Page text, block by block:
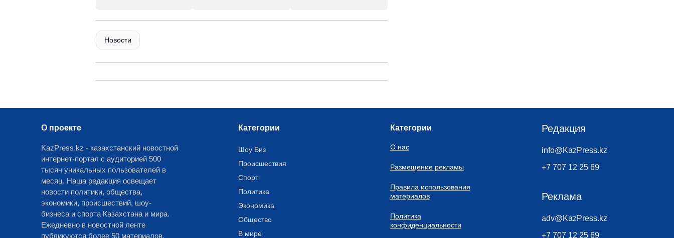
Новости
О проекте
KazPress.kz - казахстанский новостной
интернет-портал с аудиторией 500
тысяч уникальных пользователей в
месяц. Наша редакция освещает
новости политики, общества,
экономики, происшествий, шоу-
бизнеса и спорта Казахстана и мира.
Ежедневно в новостной ленте
публикуются более 50 материалов.
Категории
Шоу Биз
Происшествия
Спорт
Политика
Экономика
Общество
В мире
Категории
О нас
Размещение рекламы
Правила использования
материалов
Политика
конфиденциальности
Редакция
info@KazPress.kz
+7 707 12 25 69
Реклама
adv@KazPress.kz
+7 707 12 25 69